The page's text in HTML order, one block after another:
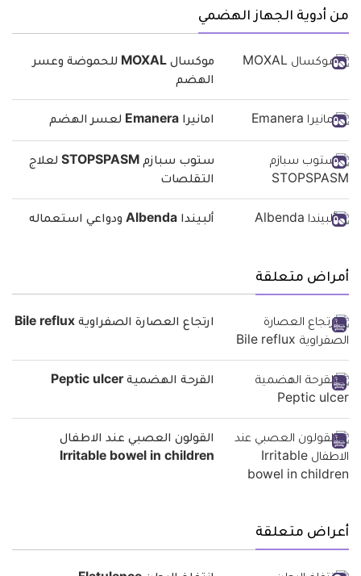
من أدوية الجهاز الهضمي
موكسال MOXAL للحموضة وعسر
الهضم
امانيرا Emanera لعسر الهضم
ستوب سبازم STOPSPASM لعلاج
التقلصات
ألبيندا Albenda ودواعي استعماله
أمراض متعلقة
ارتجاع العصارة الصفراوية Bile reflux
القرحة الهضمية Peptic ulcer
القولون العصبي عند الاطفال
Irritable bowel in children
أعراض متعلقة